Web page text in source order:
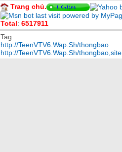
Trang chủ.
Total: 6517911
Tag
http://TeenVTV6.Wap.Sh/thongbao
http://TeenVTV6.Wap.Sh/thongbao,